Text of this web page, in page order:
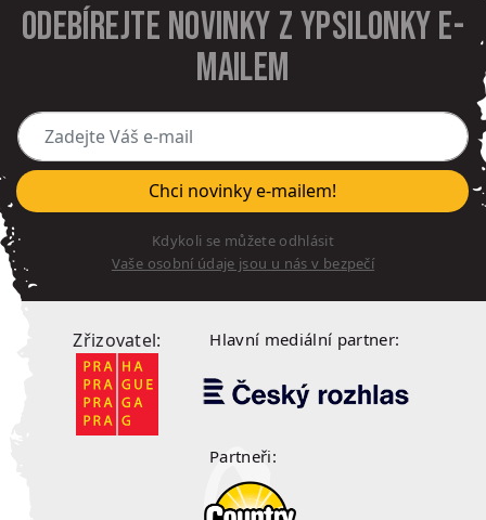
Odebírejte novinky z Ypsilonky e-
mailem
Zadejte Váš e-mail
Chci novinky e-mailem!
Kdykoli se můžete odhlásit
Vaše osobní údaje jsou u nás v bezpečí
Zřizovatel: Hlavní mediální partner:
Partneři: